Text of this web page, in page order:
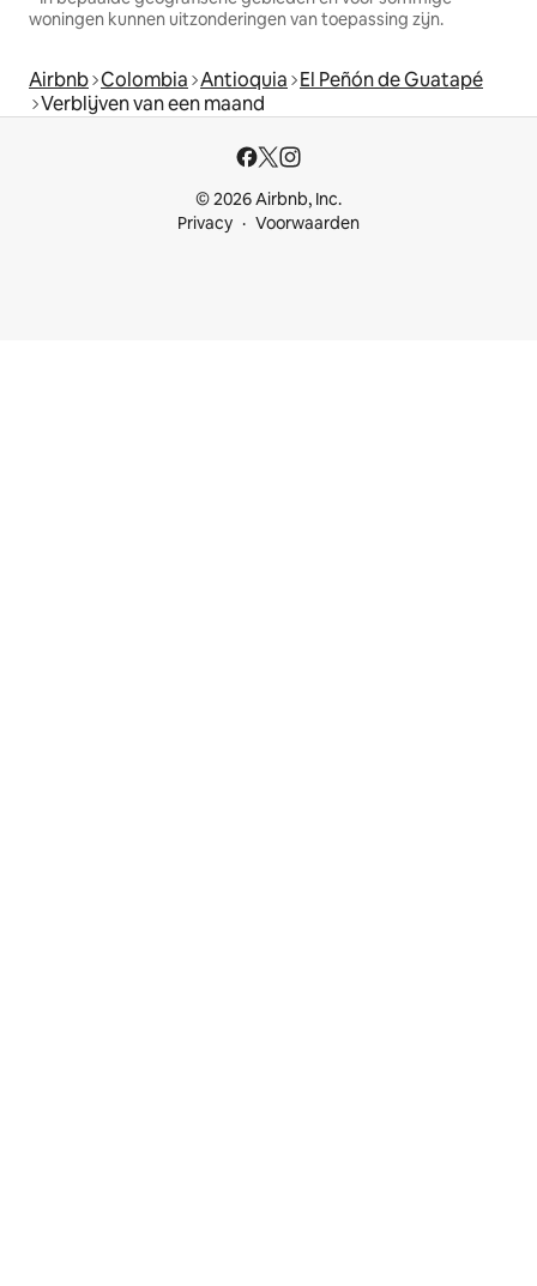
woningen kunnen uitzonderingen van toepassing zijn.
Airbnb Colombia Antioquia El Peñón de Guatapé
Verblijven van een maand
© 2026 Airbnb, Inc.
Privacy
Voorwaarden